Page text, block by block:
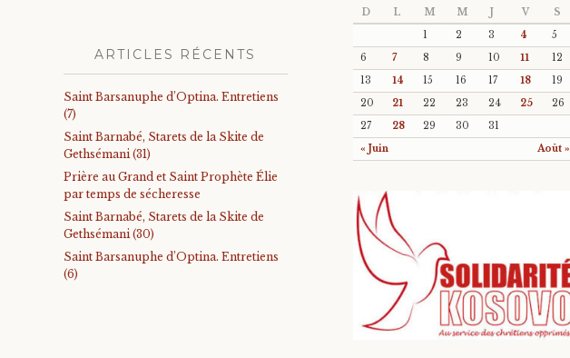
ARTICLES RÉCENTS
Saint Barsanuphe d’Optina. Entretiens
(7)
Saint Barnabé, Starets de la Skite de
Gethsémani (31)
Prière au Grand et Saint Prophète Élie
par temps de sécheresse
Saint Barnabé, Starets de la Skite de
Gethsémani (30)
Saint Barsanuphe d’Optina. Entretiens
(6)
D L M M J V S
« Juin Août »
1 2 3 4
5
6
7 8 9 10 11
12
13
14 15 16 17 18
19
20
21 22 23 24 25
26
27
28 29 30 31